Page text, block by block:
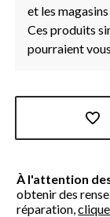
et les
Ces produits
pourraient
À l'attention
obtenir des
réparation,